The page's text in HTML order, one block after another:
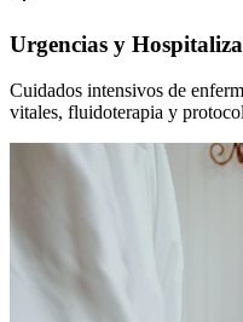
Urgencias y
Cuidados intensivos de
vitales, fluidoterapia y